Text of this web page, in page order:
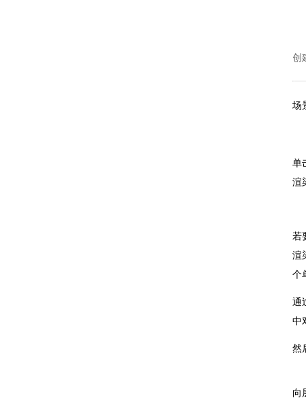
创
场
单
渲
若
渲
个
通
中
然
向